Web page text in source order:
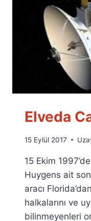
Elveda
By
Fuat
Özyar
15 Eylül 2017
15 Ekim
Huygens ait
aracı
halkalarını ve
bilinmeyenleri